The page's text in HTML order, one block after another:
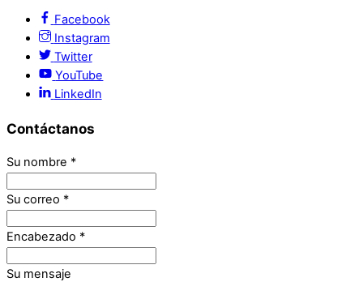
Facebook
Instagram
Twitter
YouTube
LinkedIn
Contáctanos
Su nombre *
Su correo *
Encabezado *
Su mensaje